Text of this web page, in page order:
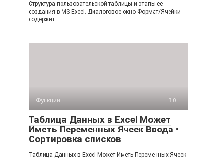
Структура пользовательской таблицы и этапы ее
создания в MS Excel. Диалоговое окно Формат/Ячейки
содержит
Функции 0
Таблица Данных в Excel Может
Иметь Переменных Ячеек Ввода •
Сортировка списков
Таблица Данных в Excel Может Иметь Переменных Ячеек